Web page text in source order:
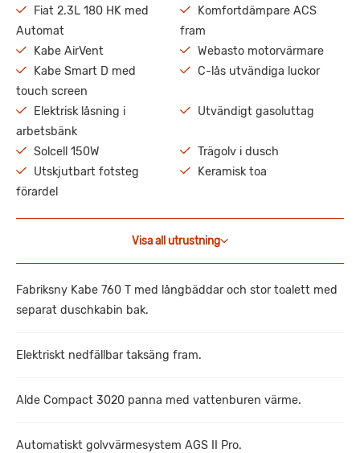
Fiat 2.3L 180 HK med
Automat
Komfortdämpare ACS
fram
Kabe AirVent
Webasto motorvärmare
Kabe Smart D med
touch screen
C-lås utvändiga luckor
Elektrisk låsning i
arbetsbänk
Utvändigt gasoluttag
Solcell 150W
Trägolv i dusch
Utskjutbart fotsteg
förardel
Keramisk toa
Visa all utrustning
Fabriksny Kabe 760 T med långbäddar och stor toalett med
separat duschkabin bak.
Elektriskt nedfällbar taksäng fram.
Alde Compact 3020 panna med vattenburen värme.
Automatiskt golvvärmesystem AGS II Pro.